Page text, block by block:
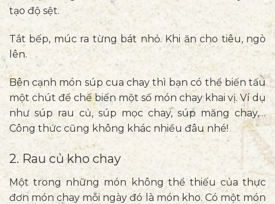
tạo độ sệt.
Tắt bếp, múc ra từng bát nhỏ. Khi ăn cho tiêu, ngò
lên.
Bên cạnh món súp cua chay thì bạn có thể biến tấu
một chút để chế biến một số món chay khai vị. Ví dụ
như súp rau củ, súp mọc chay, súp măng chay,…
Công thức cũng không khác nhiều đâu nhé!
2. Rau củ kho chay
Một trong những món không thể thiếu của thực
đơn món chay mỗi ngày đó là món kho. Có một món